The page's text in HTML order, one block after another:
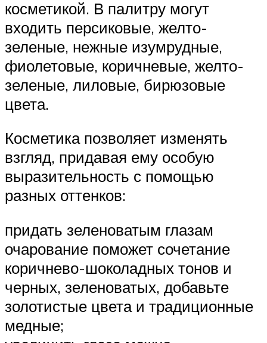
косметикой. В палитру могут
входить персиковые, желто-
зеленые, нежные изумрудные,
фиолетовые, коричневые, желто-
зеленые, лиловые, бирюзовые
цвета.
Косметика позволяет изменять
взгляд, придавая ему особую
выразительность с помощью
разных оттенков:
придать зеленоватым глазам
очарование поможет сочетание
коричнево-шоколадных тонов и
черных, зеленоватых, добавьте
золотистые цвета и традиционные
медные;